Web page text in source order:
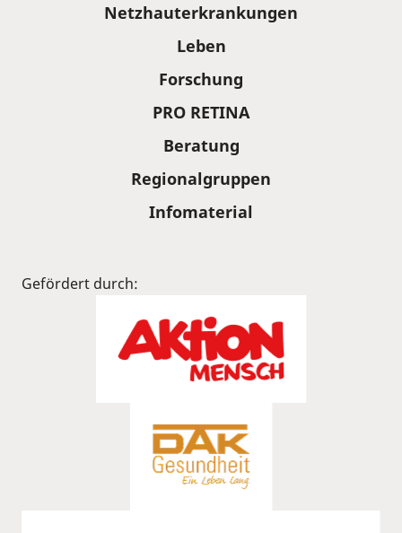
Netzhauterkrankungen
Leben
Forschung
PRO RETINA
Beratung
Regionalgruppen
Infomaterial
Gefördert durch: